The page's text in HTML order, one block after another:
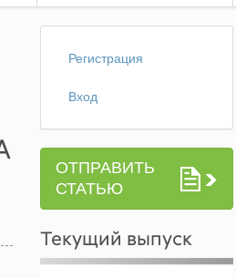
Регистрация
Вход
ОТПРАВИТЬ
СТАТЬЮ
Текущий выпуск